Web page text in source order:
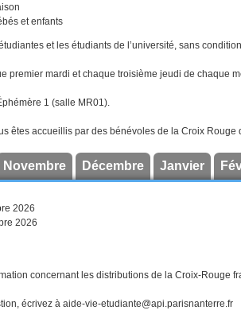
et enfants
et les étudiants de l’université, sans
premier mardi et chaque troisième jeudi de chaque
1 (salle MR01).
êtes accueillis par des bénévoles de la Croix
Novembre Décembre Janvier
2026
2026
concernant les distributions de la Croix-Rouge
écrivez à aide-vie-etudiante@api.parisnanterre.fr